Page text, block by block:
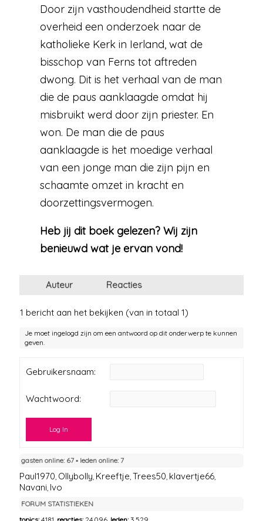
Door zijn vasthoudendheid startte de
overheid een onderzoek naar de
katholieke Kerk in Ierland, wat de
bisschop van Ferns tot aftreden
dwong. Dit is het verhaal van de man
die de paus aanklaagde omdat hij
misbruikt werd door zijn priester. En
won. De man die de paus
aanklaagde is het moedige verhaal
van een jonge man die zijn pijn en
schaamte omzet in kracht en
doorzettingsvermogen.
Heb jij dit boek gelezen? Wij zijn
benieuwd wat je ervan vond!
Auteur Reacties
1 bericht aan het bekijken (van in totaal 1)
Je moet ingelogd zijn om een antwoord op dit onderwerp te kunnen
geven.
Gebruikersnaam:
Wachtwoord:
Log In
gasten online: 67 ▪︎ leden online: 7
Paul1970 Ollybolly Kreeftje ,Trees50 klavertje66
Navani Ivo
FORUM STATISTIEKEN
topics:4.181, reacties: 24.096, leden: 3.529